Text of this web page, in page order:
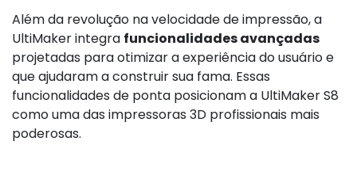
Além da revolução na velocidade de impressão, a
UltiMaker integra funcionalidades avançadas
projetadas para otimizar a experiência do usuário e
que ajudaram a construir sua fama. Essas
funcionalidades de ponta posicionam a UltiMaker S8
como uma das impressoras 3D profissionais mais
poderosas.